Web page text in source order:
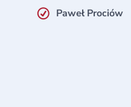
Paweł Prociów